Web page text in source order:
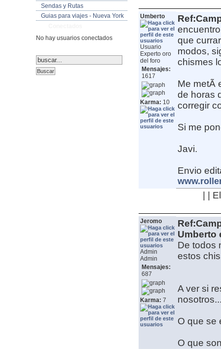
Sendas y Rutas
Guias para viajes - Nueva York
No hay usuarios conectados
Umberto
Usuario
Experto oro
del foro
Mensajes:
1617
Karma: 10
que
modos,
chismes
Me metÃ­
de horas
corregir
Si me
Javi.
Envio
| |
Jeromo
Admin
Admin
Mensajes:
687
Karma: 7
Umberto
De todos
estos
A ver si
O que se
O que